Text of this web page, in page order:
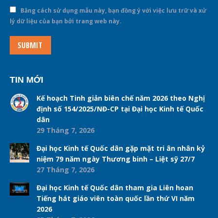
Bằng cách sử dụng mẫu này, bạn đồng ý với việc lưu trữ và xử
lý dữ liệu của bạn bởi trang web này.
SUBMIT
TIN MỚI
Kế hoạch Tinh giản biên chế năm 2026 theo Nghị
định số 154/2025/NĐ-CP tại Đại học Kinh tế Quốc
dân
29 Tháng 7, 2026
Đại học Kinh tế Quốc dân gặp mặt tri ân nhân kỷ
niệm 79 năm ngày Thương binh – Liệt sỹ 27/7
27 Tháng 7, 2026
Đại học Kinh tế Quốc dân tham gia Liên hoan
Tiếng hát giáo viên toàn quốc lần thứ VI năm
2026